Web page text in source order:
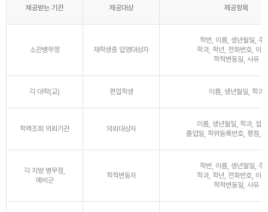
제공받는 기관 제공대상 제공항목
소관병무청 재학생중 입영대상자
학번, 이름, 생년월일, 주
학과, 학년, 전화번호, 이
학적변동일, 사유
각 대학(교) 편입학생 이름, 생년월일, 학과
학력조회 의뢰기관 의뢰대상자
이름, 생년월일, 학과, 입
졸업일, 학위등록번호, 평점,
각 지방 병무청,
예비군
학적변동자
학번, 이름, 생년월일, 주
학과, 학년, 전화번호, 이
학적변동일, 사유